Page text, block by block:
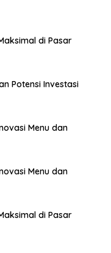
di Pasar
Potensi Investasi
Menu dan
Menu dan
di Pasar